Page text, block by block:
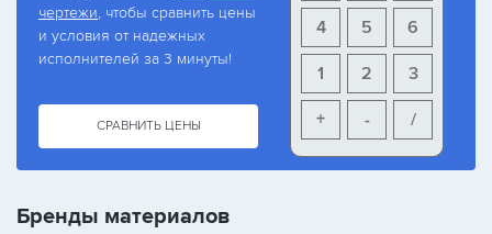
чертежи, чтобы сравнить цены
и условия от надежных
исполнителей за 3 минуты!
СРАВНИТЬ ЦЕНЫ
6
5
4
3
2
1
+ - /
Бренды материалов